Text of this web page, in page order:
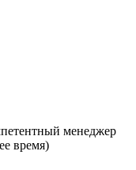
менеджер
время)